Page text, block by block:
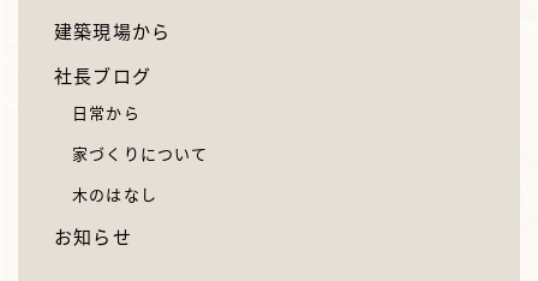
建築現場から
社長ブログ
日常から
家づくりについて
木のはなし
お知らせ